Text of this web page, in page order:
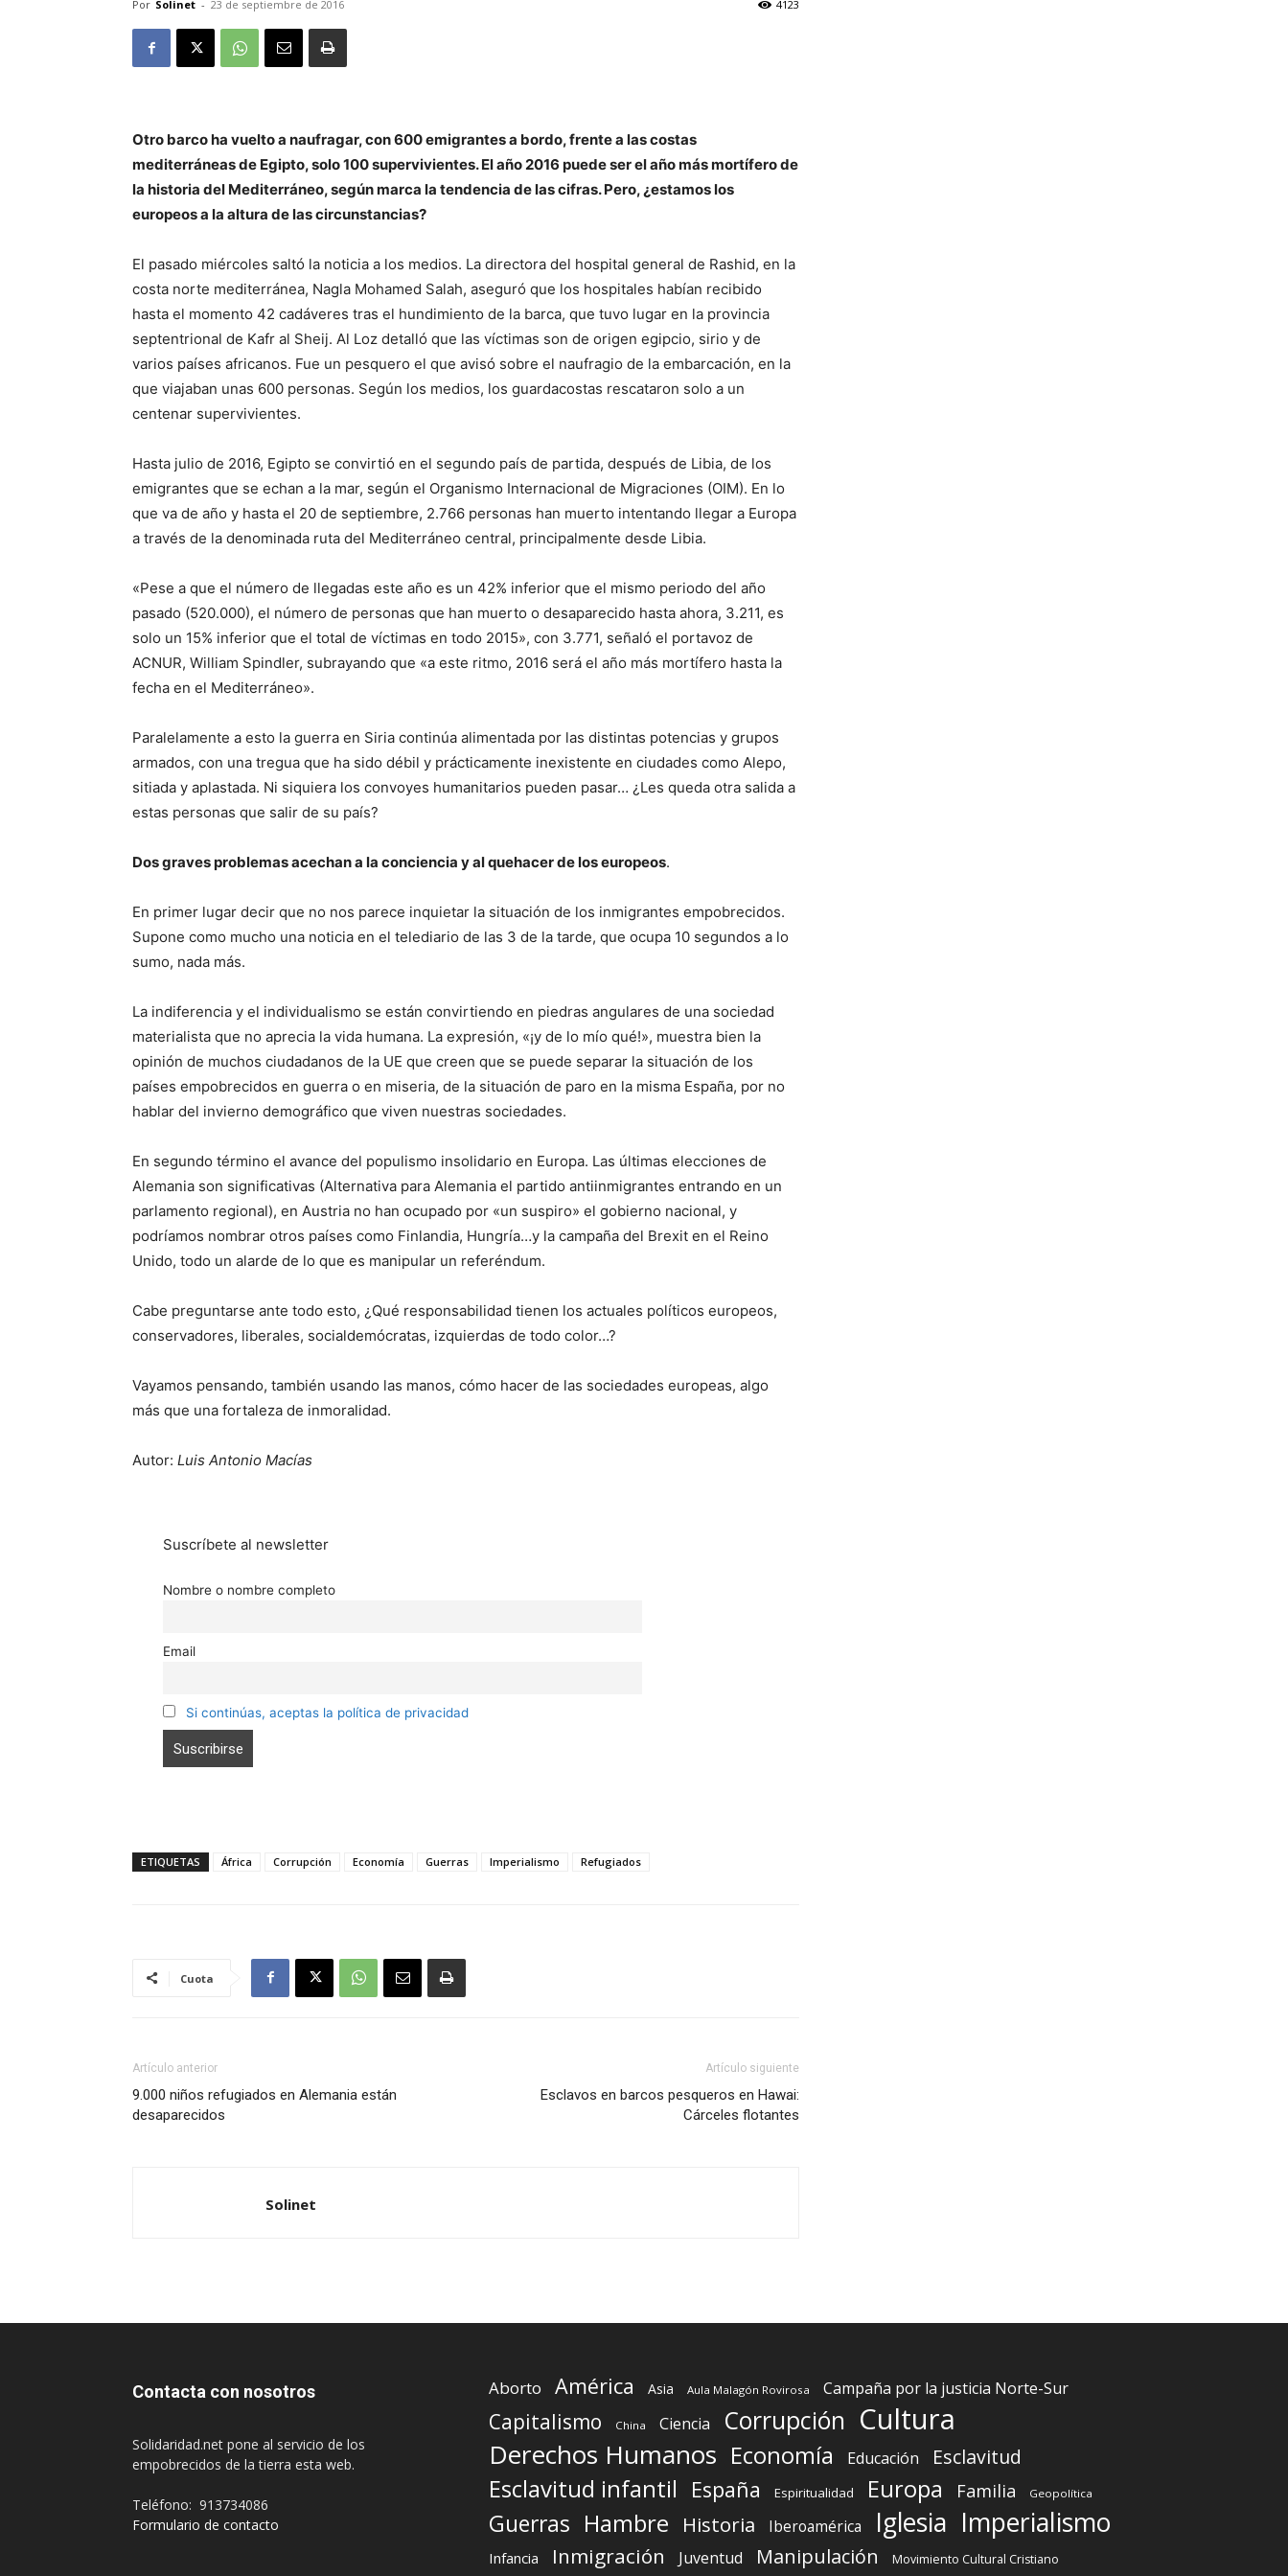
Por Solinet - 23 de septiembre de 2016 4123
Otro barco ha vuelto a naufragar, con 600 emigrantes a bordo, frente a las costas
mediterráneas de Egipto, solo 100 supervivientes. El año 2016 puede ser el año más mortífero de
la historia del Mediterráneo, según marca la tendencia de las cifras. Pero, ¿estamos los
europeos a la altura de las circunstancias?
El pasado miércoles saltó la noticia a los medios. La directora del hospital general de Rashid, en la
costa norte mediterránea, Nagla Mohamed Salah, aseguró que los hospitales habían recibido
hasta el momento 42 cadáveres tras el hundimiento de la barca, que tuvo lugar en la provincia
septentrional de Kafr al Sheij. Al Loz detalló que las víctimas son de origen egipcio, sirio y de
varios países africanos. Fue un pesquero el que avisó sobre el naufragio de la embarcación, en la
que viajaban unas 600 personas. Según los medios, los guardacostas rescataron solo a un
centenar supervivientes.
Hasta julio de 2016, Egipto se convirtió en el segundo país de partida, después de Libia, de los
emigrantes que se echan a la mar, según el Organismo Internacional de Migraciones (OIM). En lo
que va de año y hasta el 20 de septiembre, 2.766 personas han muerto intentando llegar a Europa
a través de la denominada ruta del Mediterráneo central, principalmente desde Libia.
«Pese a que el número de llegadas este año es un 42% inferior que el mismo periodo del año
pasado (520.000), el número de personas que han muerto o desaparecido hasta ahora, 3.211, es
solo un 15% inferior que el total de víctimas en todo 2015», con 3.771, señaló el portavoz de
ACNUR, William Spindler, subrayando que «a este ritmo, 2016 será el año más mortífero hasta la
fecha en el Mediterráneo».
Paralelamente a esto la guerra en Siria continúa alimentada por las distintas potencias y grupos
armados, con una tregua que ha sido débil y prácticamente inexistente en ciudades como Alepo,
sitiada y aplastada. Ni siquiera los convoyes humanitarios pueden pasar… ¿Les queda otra salida a
estas personas que salir de su país?
Dos graves problemas acechan a la conciencia y al quehacer de los europeos.
En primer lugar decir que no nos parece inquietar la situación de los inmigrantes empobrecidos.
Supone como mucho una noticia en el telediario de las 3 de la tarde, que ocupa 10 segundos a lo
sumo, nada más.
La indiferencia y el individualismo se están convirtiendo en piedras angulares de una sociedad
materialista que no aprecia la vida humana. La expresión, «¡y de lo mío qué!», muestra bien la
opinión de muchos ciudadanos de la UE que creen que se puede separar la situación de los
países empobrecidos en guerra o en miseria, de la situación de paro en la misma España, por no
hablar del invierno demográfico que viven nuestras sociedades.
En segundo término el avance del populismo insolidario en Europa. Las últimas elecciones de
Alemania son significativas (Alternativa para Alemania el partido antiinmigrantes entrando en un
parlamento regional), en Austria no han ocupado por «un suspiro» el gobierno nacional, y
podríamos nombrar otros países como Finlandia, Hungría…y la campaña del Brexit en el Reino
Unido, todo un alarde de lo que es manipular un referéndum.
Cabe preguntarse ante todo esto, ¿Qué responsabilidad tienen los actuales políticos europeos,
conservadores, liberales, socialdemócratas, izquierdas de todo color…?
Vayamos pensando, también usando las manos, cómo hacer de las sociedades europeas, algo
más que una fortaleza de inmoralidad.
Autor: Luis Antonio Macías
Suscríbete al newsletter
Nombre o nombre completo
Email
Si continúas, aceptas la política de privacidad
ETIQUETAS África Corrupción Economía Guerras Imperialismo Refugiados
Cuota
Artículo anterior
9.000 niños refugiados en Alemania están
desaparecidos
Artículo siguiente
Esclavos en barcos pesqueros en Hawai:
Cárceles flotantes
Solinet
Contacta con nosotros
Solidaridad.net pone al servicio de los
empobrecidos de la tierra esta web.
Teléfono: 913734086
Formulario de contacto
Aborto América Asia Aula Malagón Rovirosa Campaña por la justicia Norte-Sur
Capitalismo China Ciencia Corrupción Cultura
Derechos Humanos Economía Educación Esclavitud
Esclavitud infantil España Espiritualidad Europa Familia Geopolítica
Guerras Hambre Historia Iberoamérica Iglesia Imperialismo
Infancia Inmigración Juventud Manipulación Movimiento Cultural Cristiano